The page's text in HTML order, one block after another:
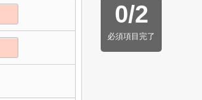
0/2
必須項目完了